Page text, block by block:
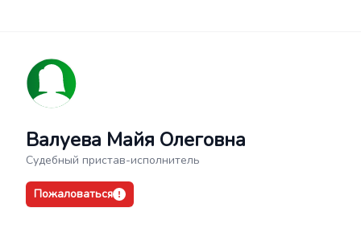
Валуева Майя Олеговна
Судебный пристав-исполнитель
Пожаловаться